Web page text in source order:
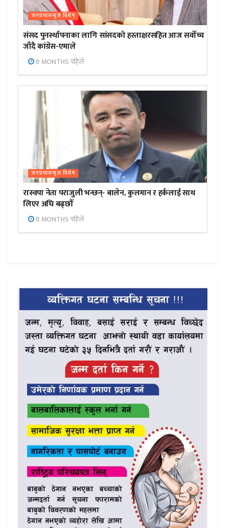
जनप्रभाबन्युज विशेष
संसद पुनर्स्थापनाका लागि सांसदको हस्ताक्षरसहित आज सर्वोच्च
जाँदै कांग्रेस-एमाले
8 MONTHS पहिले
जनप्रभाबन्युज विशेष
रास्वपा नेता पराजुली भन्छन्- बालेन, कुलमान र हर्कलाई साथ
लिएर अघि बढ्छौँ
8 MONTHS पहिले